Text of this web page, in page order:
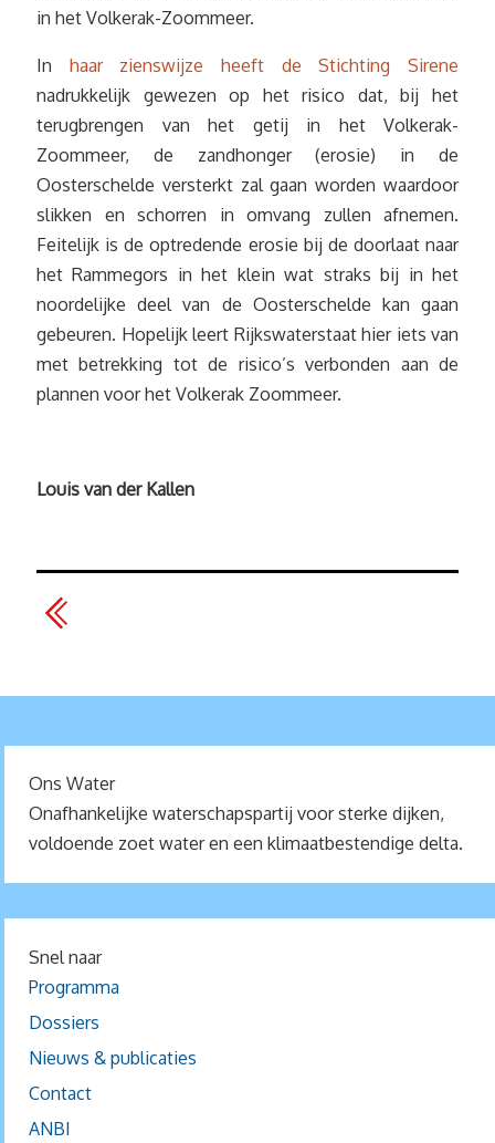
in het Volkerak-Zoommeer.
In haar zienswijze heeft de Stichting Sirene
nadrukkelijk gewezen op het risico dat, bij het
terugbrengen van het getij in het Volkerak-
Zoommeer, de zandhonger (erosie) in de
Oosterschelde versterkt zal gaan worden waardoor
slikken en schorren in omvang zullen afnemen.
Feitelijk is de optredende erosie bij de doorlaat naar
het Rammegors in het klein wat straks bij in het
noordelijke deel van de Oosterschelde kan gaan
gebeuren. Hopelijk leert Rijkswaterstaat hier iets van
met betrekking tot de risico’s verbonden aan de
plannen voor het Volkerak Zoommeer.
Louis van der Kallen
Ons Water
Onafhankelijke waterschapspartij voor sterke dijken,
voldoende zoet water en een klimaatbestendige delta.
Snel naar
Programma
Dossiers
Nieuws & publicaties
Contact
ANBI